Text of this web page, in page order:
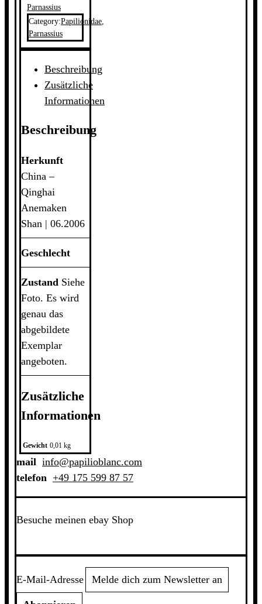
Parnassius
Category:Papilionidae,
Parnassius
Beschreibung
Zusätzliche
Informationen
Beschreibung
Herkunft
China –
Qinghai
Anemaken
Shan | 06.2006
Geschlecht
Zustand Siehe
Foto. Es wird
genau das
abgebildete
Exemplar
angeboten.
Zusätzliche
Informationen
Gewicht 0,01 kg
mail info@papilioblanc.com
telefon +49 175 599 87 57
Besuche meinen ebay Shop
E-Mail-Adresse